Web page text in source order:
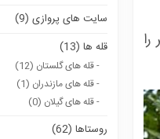
سایت های پروازی (9)
قله ها (13)
- قله های گلستان (12)
- قله های مازندران (1)
- قله های گیلان (0)
روستاها (62)